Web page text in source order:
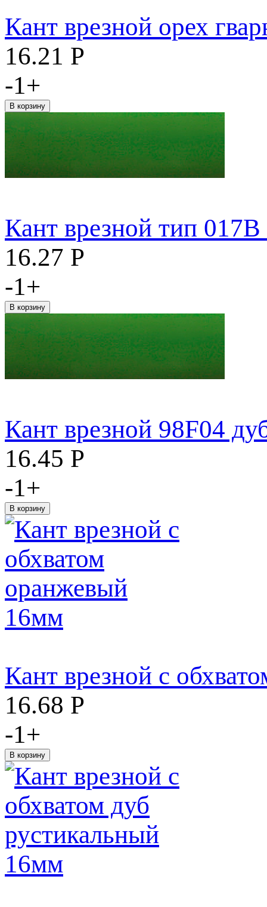
Кант врезной орех
16.21 Р
-1+
Кант врезной тип
16.27 Р
-1+
Кант врезной 98F04
16.45 Р
-1+
Кант врезной с
16.68 Р
-1+